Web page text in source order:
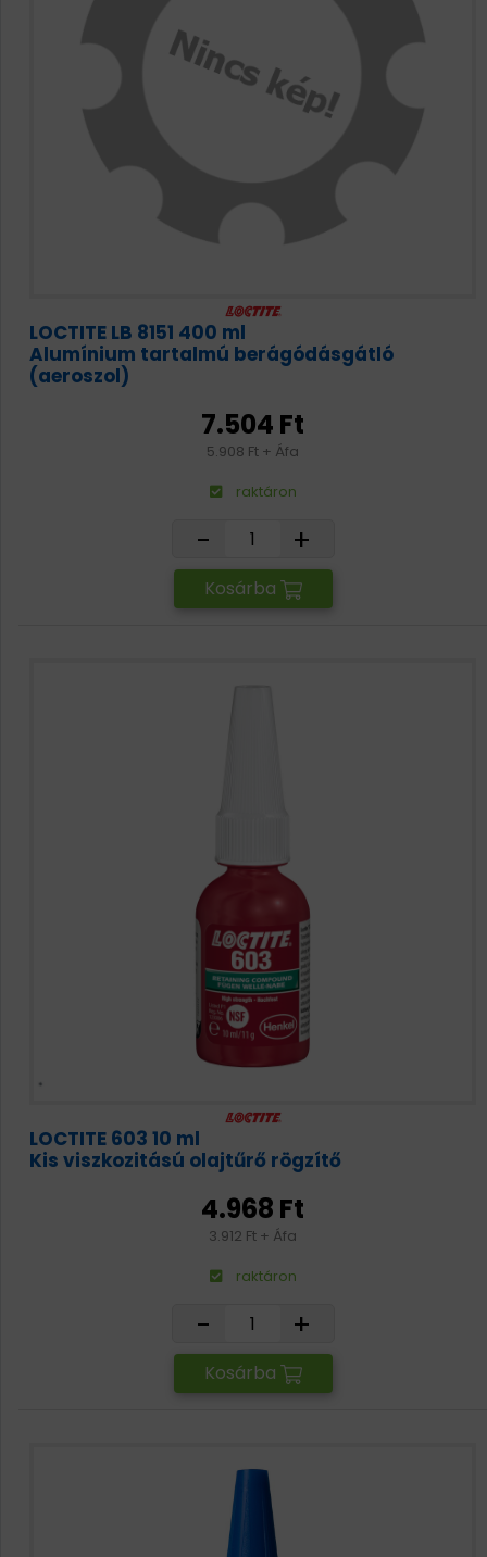
LOCTITE LB 8151 400 ml
Alumínium tartalmú berágódásgátló
(aeroszol)
7.504 Ft
5.908 Ft + Áfa
raktáron
- +
Kosárba
LOCTITE 603 10 ml
Kis viszkozitású olajtűrő rögzítő
4.968 Ft
3.912 Ft + Áfa
raktáron
- +
Kosárba